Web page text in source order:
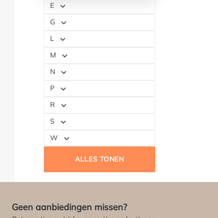
E
G
L
M
N
P
R
S
W
ALLES TONEN
Geen aanbiedingen missen?